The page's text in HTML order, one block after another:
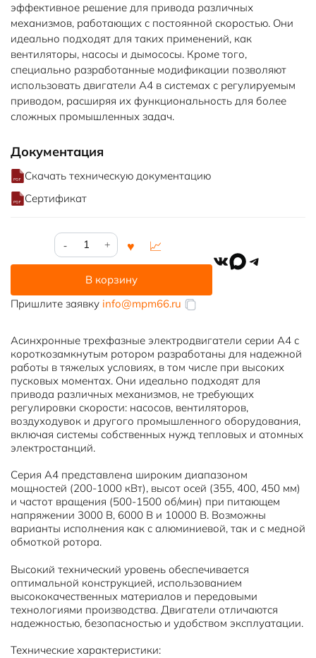
эффективное решение для привода различных
механизмов, работающих с постоянной скоростью. Они
идеально подходят для таких применений, как
вентиляторы, насосы и дымососы. Кроме того,
специально разработанные модификации позволяют
использовать двигатели А4 в системах с регулируемым
приводом, расширяя их функциональность для более
сложных промышленных задач.
Документация
Скачать техническую документацию
Сертификат
Количество
товара
42-
В корзину
VKMAXTelegram
Пришлите заявку info@mpm66.ru
Асинхронные трехфазные электродвигатели серии А4 с
короткозамкнутым ротором разработаны для надежной
работы в тяжелых условиях, в том числе при высоких
пусковых моментах. Они идеально подходят для
привода различных механизмов, не требующих
регулировки скорости: насосов, вентиляторов,
воздуходувок и другого промышленного оборудования,
включая системы собственных нужд тепловых и атомных
электростанций.
Серия А4 представлена широким диапазоном
мощностей (200-1000 кВт), высот осей (355, 400, 450 мм)
и частот вращения (500-1500 об/мин) при питающем
напряжении 3000 В, 6000 В и 10000 В. Возможны
варианты исполнения как с алюминиевой, так и с медной
обмоткой ротора.
Высокий технический уровень обеспечивается
оптимальной конструкцией, использованием
высококачественных материалов и передовыми
технологиями производства. Двигатели отличаются
надежностью, безопасностью и удобством эксплуатации.
Технические характеристики: